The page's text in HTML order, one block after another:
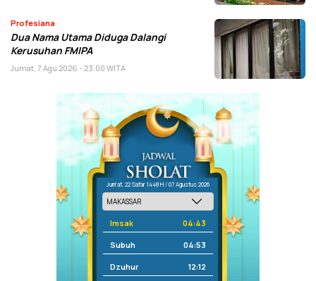
Profesiana
Dua Nama Utama Diduga Dalangi
Kerusuhan FMIPA
Jumat, 7 Agu 2026 - 23:00 WITA
Jum'at, 22 Safar 1448 H / 07 Agustus 2026
Imsak 04:43
Subuh 04:53
Dzuhur 12:12